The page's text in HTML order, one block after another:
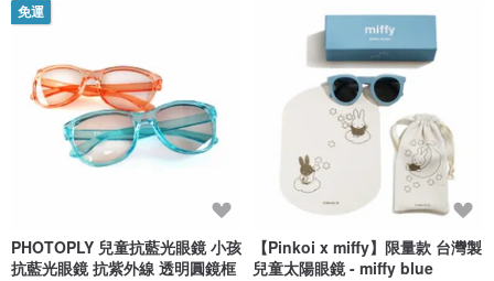
免運
PHOTOPLY 兒童抗藍光眼鏡 小孩
抗藍光眼鏡 抗紫外線 透明圓鏡框
【Pinkoi x miffy】限量款 台灣製
兒童太陽眼鏡 - miffy blue